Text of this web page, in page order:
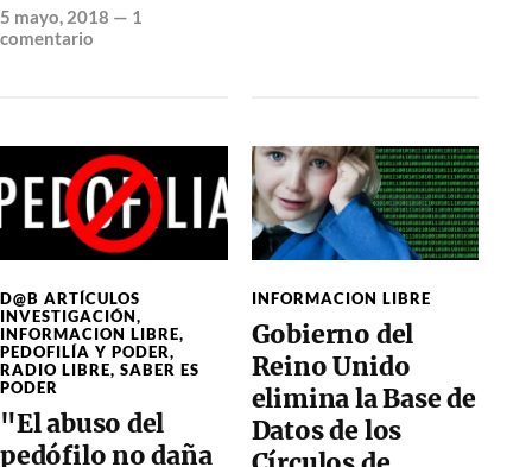
5 mayo, 2018 — 1
comentario
D@B ARTÍCULOS
INVESTIGACIÓN,
INFORMACION LIBRE,
PEDOFILÍA Y PODER,
RADIO LIBRE, SABER ES
PODER
"El abuso del
pedófilo no daña
INFORMACION LIBRE
Gobierno del
Reino Unido
elimina la Base de
Datos de los